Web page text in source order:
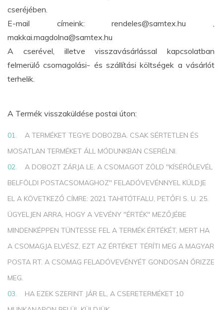
cseréjében.
E-mail címeink:rendeles@samtex.hu ,
makkai.magdolna@samtex.hu
A cserével, illetve visszavásárlással kapcsolatban
felmerülő csomagolási- és szállítási költségek a vásárlót
terhelik.
A Termék visszaküldése postai úton:
A TERMÉKET TEGYE DOBOZBA. CSAK SÉRTETLEN ÉS
MOSATLAN TERMÉKET ÁLL MÓDUNKBAN CSERÉLNI.
A DOBOZT ZÁRJA LE. A CSOMAGOT ZÖLD "KÍSÉRŐLEVÉL
BELFÖLDI POSTACSOMAGHOZ" FELADÓVEVÉNNYEL KÜLDJE
EL A KÖVETKEZŐ CÍMRE: 2021 TAHITÓTFALU, PETŐFI S. U. 25.
ÜGYELJEN ARRA, HOGY A VEVÉNY "ÉRTÉK" MEZŐJÉBE
MINDENKÉPPEN TÜNTESSE FEL A TERMÉK ÉRTÉKÉT, MERT HA
A CSOMAGJA ELVÉSZ, EZT AZ ÉRTÉKET TÉRÍTI MEG A MAGYAR
POSTA RT. A CSOMAG FELADÓVEVÉNYÉT GONDOSAN ŐRIZZE
MEG.
HA EZEK SZERINT JÁR EL, A CSERETERMÉKET 10